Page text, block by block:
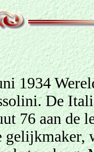
1934
De
76 aan de
gelijkmaker,